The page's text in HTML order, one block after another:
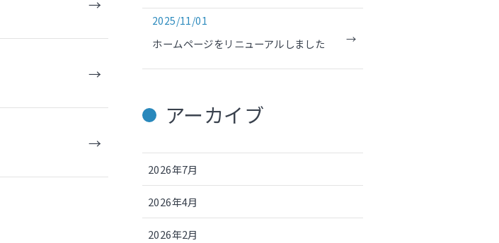
ホームページをリニューアルしました
2025/11/01
アーカイブ
2026年7月
2026年4月
2026年2月